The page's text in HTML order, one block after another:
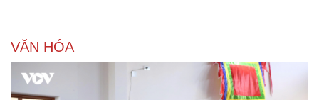
Vì cộng đồng
VĂN HÓA